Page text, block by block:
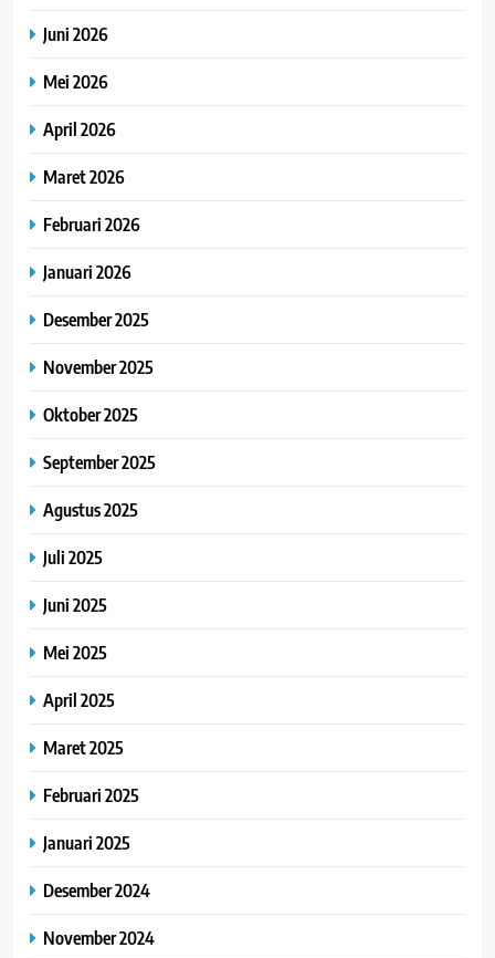
Juni 2026
Mei 2026
April 2026
Maret 2026
Februari 2026
Januari 2026
Desember 2025
November 2025
Oktober 2025
September 2025
Agustus 2025
Juli 2025
Juni 2025
Mei 2025
April 2025
Maret 2025
Februari 2025
Januari 2025
Desember 2024
November 2024